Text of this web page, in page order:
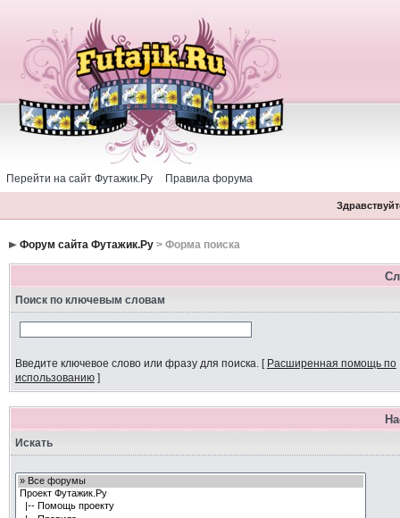
Перейти на сайт Футажик.Ру Правила форума
Форум сайта Футажик.Ру> Форма поиска
Поиск по ключевым словам
Введите ключевое слово или фразу для поиска.[ Расширенная помощь по
использованию]
Искать